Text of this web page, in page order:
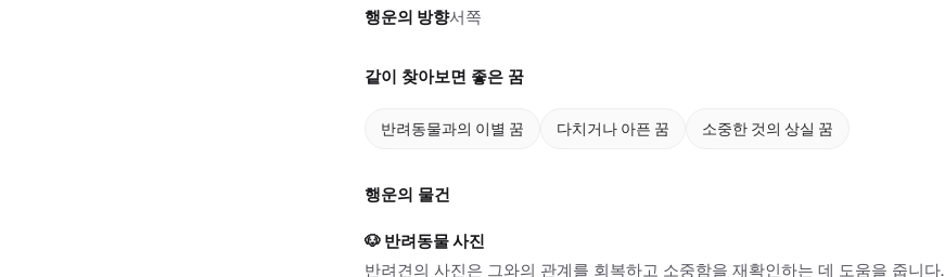
행운의 방향서쪽
같이 찾아보면 좋은 꿈
반려동물과의 이별 꿈 다치거나 아픈 꿈 소중한 것의 상실 꿈
행운의 물건
🐶 반려동물 사진
반려견의 사진은 그와의 관계를 회복하고 소중함을 재확인하는 데 도움을 줍니다.